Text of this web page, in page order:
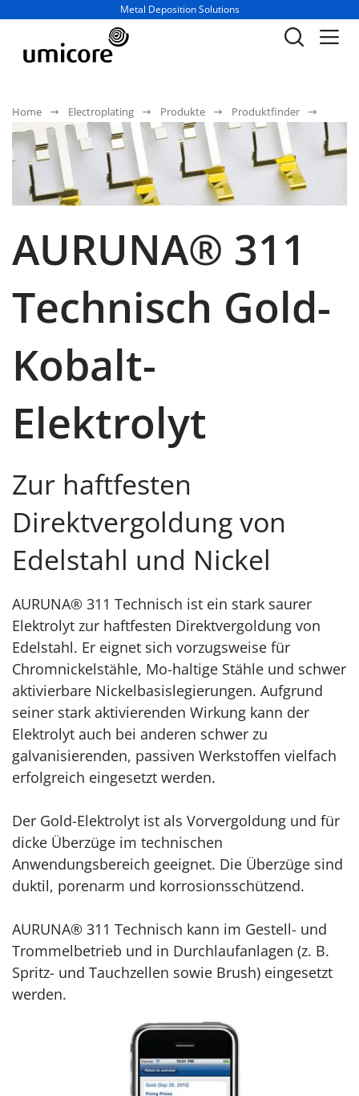
Geschäftsbereich / Abteilung:
Metal Deposition Solutions
Home Electroplating Produkte Produktfinder
AURUNA® 311
Technisch Gold-
Kobalt-
Elektrolyt
Zur haftfesten
Direktvergoldung von
Edelstahl und Nickel
AURUNA® 311 Technisch ist ein stark saurer
Elektrolyt zur haftfesten Direktvergoldung von
Edelstahl. Er eignet sich vorzugsweise für
Chromnickelstähle, Mo-haltige Stähle und schwer
aktivierbare Nickelbasislegierungen. Aufgrund
seiner stark aktivierenden Wirkung kann der
Elektrolyt auch bei anderen schwer zu
galvanisierenden, passiven Werkstoffen vielfach
erfolgreich eingesetzt werden.
Der Gold-Elektrolyt ist als Vorvergoldung und für
dicke Überzüge im technischen
Anwendungsbereich geeignet. Die Überzüge sind
duktil, porenarm und korrosionsschützend.
AURUNA® 311 Technisch kann im Gestell- und
Trommelbetrieb und in Durchlaufanlagen (z. B.
Spritz- und Tauchzellen sowie Brush) eingesetzt
werden.